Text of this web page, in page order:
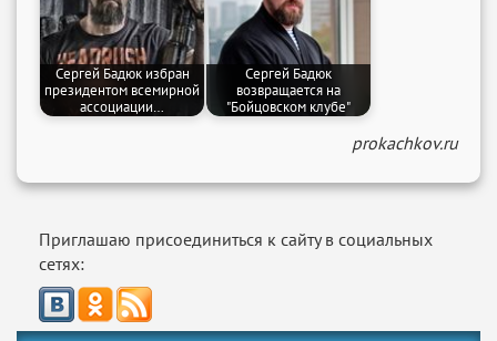
Сергей Бадюк избран
президентом всемирной
ассоциации…
Сергей Бадюк
возвращается на
"Бойцовском клубе"
prokachkov.ru
Приглашаю присоединиться к сайту в социальных
сетях: